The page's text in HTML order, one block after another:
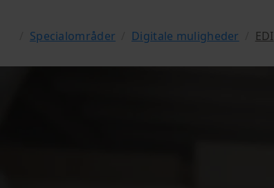
Specialområder Digitale muligheder EDI